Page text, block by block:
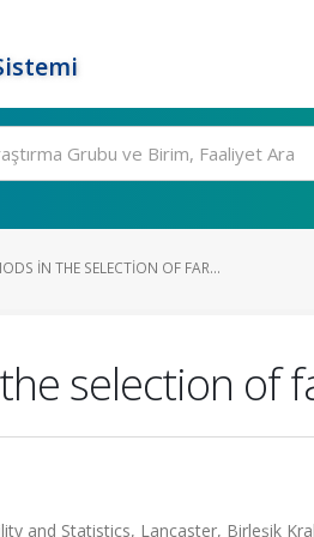
IN THE SELECTION OF FAR...
selection of
and Statistics, Lancaster, Birleşik